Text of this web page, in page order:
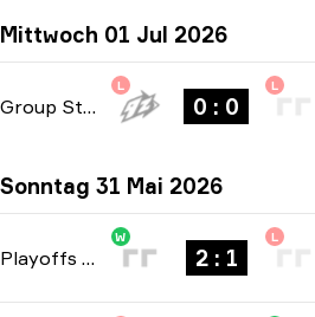
Mittwoch 01 Jul 2026
Group Stage -bo1
L
0 : 0
L
Sonntag 31 Mai 2026
Playoffs bo3
W
2 : 1
L